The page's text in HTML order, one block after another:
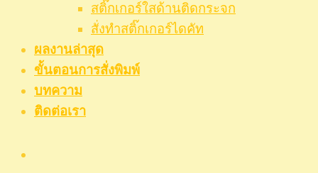
สติ๊กเกอร์ใสด้านติดกระจก
สั่งทําสติ๊กเกอร์ไดคัท
ผลงานล่าสุด
ขั้นตอนการสั่งพิมพ์
บทความ
ติดต่อเรา